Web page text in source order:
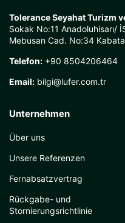
Tolerance Seyahat Turizm
Sokak No:11 Anadoluhisarı/
Mebusan Cad. No:34
Telefon: +90 8504206464
Email: bilgi@lufer.com.tr
Unternehmen
Über uns
Unsere Referenzen
Fernabsatzvertrag
Rückgabe- und
Stornierungsrichtlinie